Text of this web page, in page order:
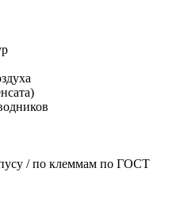
/ по клеммам по ГОСТ